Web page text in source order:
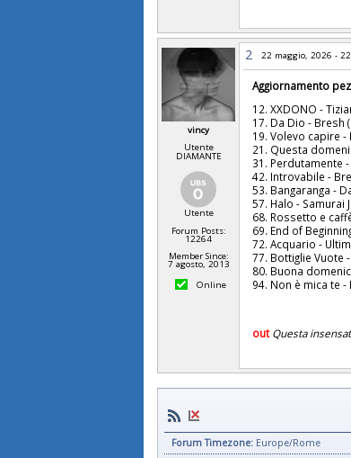
vincy
Utente
DIAMANTE
Utente
Forum Posts:
12264
Member Since:
7 agosto, 2013
Online
2 22 maggio, 2026 -
Aggiornamento
12. XXDONO -
17. Da Dio - Bresh
19. Volevo capire -
21. Questa
31. Perdutamente
42. Introvabile -
53. Bangaranga -
57. Halo - Samurai
68. Rossetto e
69. End of
72. Acquario -
77. Bottiglie Vuote
80. Buona
94. Non è mica te -
out Questa
Forum Timezone: Europe/Rome